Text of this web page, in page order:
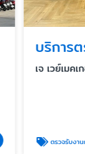
เจ เวย์เมคเ
ตรวจรับงานก่อส